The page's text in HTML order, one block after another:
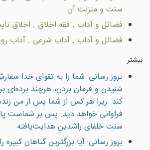
سنت و منزلت آن
فضائل و آداب . فقه اخلاق . اخلاق
فضائل و آداب . آداب شرعى . آداب
بیشتر
بروز رسانی: شما را به تقوای خدا
شنیدن و فرمان بردن، هرچند برده‌ای
کند. زیرا هر کس از شما پس از من
فراوانی خواهد دید. پس بر شماست
سنت خلفای راشدینِ هدایت‌یافته
بروز رسانی: آيا بزرگترين گناهان